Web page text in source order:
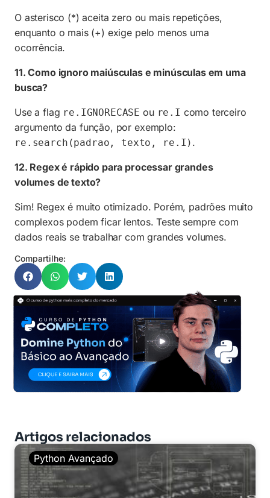
O asterisco (*) aceita zero ou mais repetições,
enquanto o mais (+) exige pelo menos uma
ocorrência.
11. Como ignoro maiúsculas e minúsculas em uma
busca?
Use a flag re.IGNORECASE ou re.I como terceiro
argumento da função, por exemplo:
re.search(padrao, texto, re.I) .
12. Regex é rápido para processar grandes
volumes de texto?
Sim! Regex é muito otimizado. Porém, padrões muito
complexos podem ficar lentos. Teste sempre com
dados reais se trabalhar com grandes volumes.
Compartilhe:
Artigos relacionados
Python Avançado